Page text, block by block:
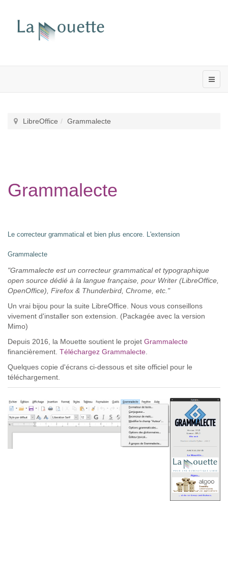
LibreOffice Grammalecte
Grammalecte
Le correcteur grammatical et bien plus encore. L'extension
Grammalecte
"Grammalecte est un correcteur grammatical et typographique
open source dédié à la langue française, pour Writer (LibreOffice,
OpenOffice), Firefox & Thunderbird, Chrome, etc."
Un vrai bijou pour la suite LibreOffice. Nous vous conseillons
vivement d'installer son extension. (Packagée avec la version
Mimo)
Depuis 2016, la Mouette soutient le projet Grammalecte
financièrement. Téléchargez Grammalecte
Quelques copie d'écrans ci-dessous et site officiel pour le
téléchargement.